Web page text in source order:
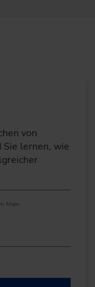
von
lernen, wie
Main